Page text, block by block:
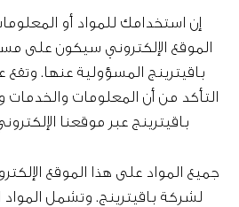
إن استخدامك للمواد أو
الموقع الإلكتروني سيكون على
باقيترينج المسؤولية عنها.
التأكد من أن المعلومات والخدمات
باقيترينج عبر موقعنا
جميع المواد على هذا الموقع
لشركة باقيترينج. وتشمل